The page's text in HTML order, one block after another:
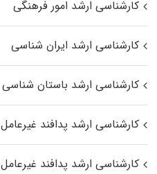
کارشناسی ارشد امور فرهنگی
کارشناسی ارشد ایران شناسی
کارشناسی ارشد باستان شناسی
کارشناسی ارشد پدافند غیرعامل
کارشناسی ارشد پدافند غیرعامل ۲